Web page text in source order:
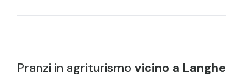
Pranzi in agriturismo vicino a Langhe